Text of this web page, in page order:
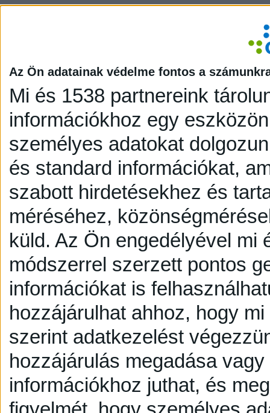
Az Ön adatainak védelme fontos a
Mi és 1538 partnereink
információkhoz egy
személyes adatokat
és standard információkat,
szabott hirdetésekhez és
méréséhez,
küld. Az Ön engedélyével mi
módszerrel szerzett pontos
információkat is
hozzájárulhat ahhoz, hogy
szerint adatkezelést
hozzájárulás megadása
információkhoz juthat, és